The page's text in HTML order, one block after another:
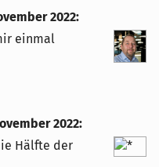
2022:
einmal
2022:
Hälfte der